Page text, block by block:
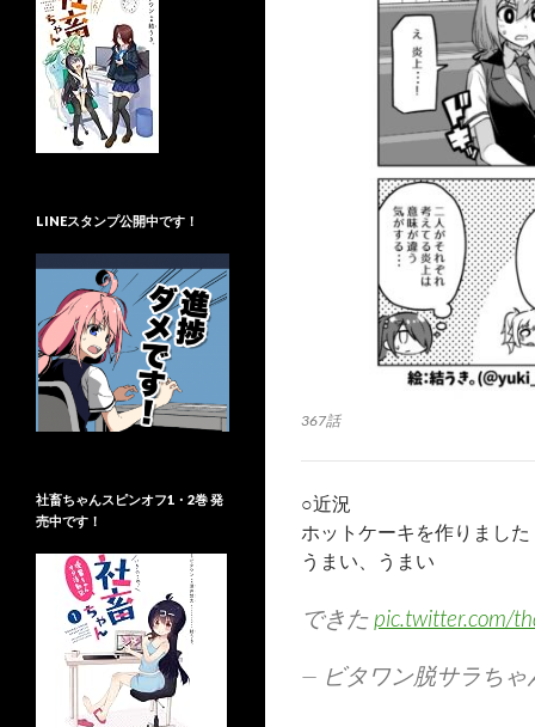
367話
○近況
ホットケーキを作りました
うまい、うまい
できた pic.twitter.com/
— ビタワン脱サラち
LINEスタンプ公開中です！
社畜ちゃんスピンオフ1・2巻 発
売中です！